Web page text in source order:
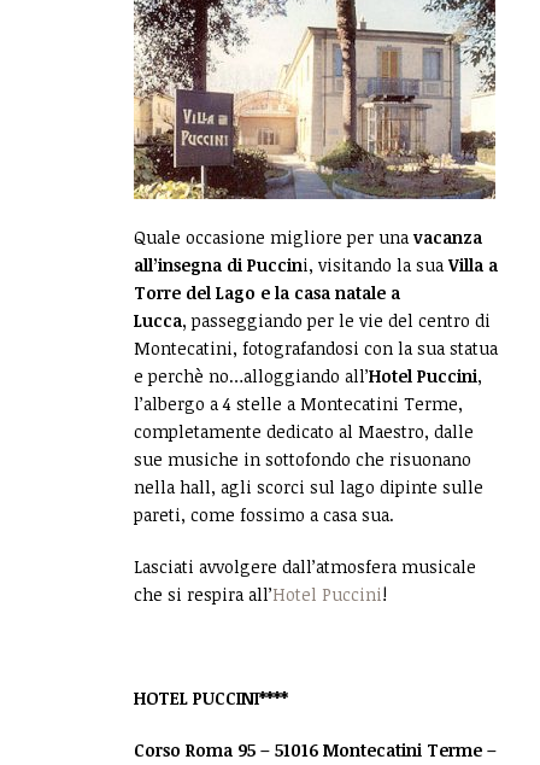
Quale occasione migliore per unavacanza
all’insegna di Puccini, visitando la suaVilla a
Torre del Lago e la casa natale a
Lucca, passeggiando per le vie del centro di
Montecatini, fotografandosi con la sua statua
e perchè no…alloggiando all’Hotel Puccini,
l’albergo a 4 stelle a Montecatini Terme,
completamente dedicato al Maestro, dalle
sue musiche in sottofondo che risuonano
nella hall, agli scorci sul lago dipinte sulle
pareti, come fossimo a casa sua.
Lasciati avvolgere dall’atmosfera musicale
che si respira all’Hotel Puccini!
HOTEL PUCCINI****
Corso Roma 95 – 51016 Montecatini Terme –